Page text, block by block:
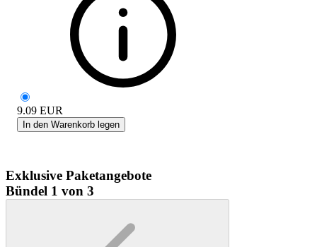
9.09 EUR
In den Warenkorb legen
Exklusive Paketangebote
Bündel 1 von 3